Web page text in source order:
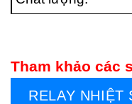
Tham khảo các
RELAY NHIỆT